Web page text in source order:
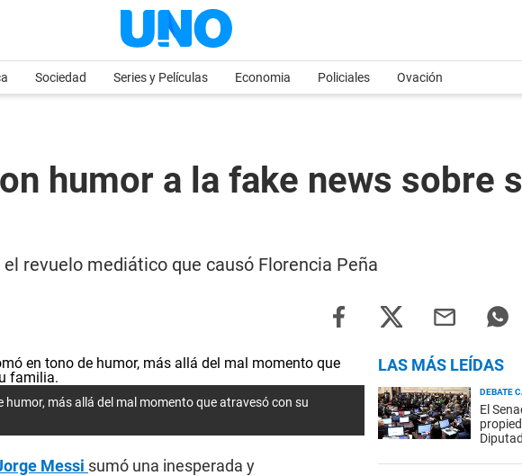
Sociedad Series y Películas Economia Policiales Ovación
humor a la fake news sobre
revuelo mediático que causó Florencia Peña
más allá del mal momento que atravesó con su
Messi sumó una inesperada y
LAS MÁS LEÍDAS
DEBATE
El